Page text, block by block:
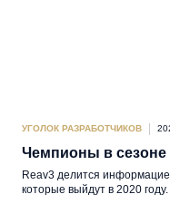
УГОЛОК РАЗРАБОТЧИКОВ
Чемпионы в сезоне
Reav3 делится
которые выйдут в 2020 году.